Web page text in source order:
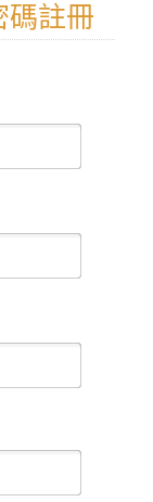
碼註冊